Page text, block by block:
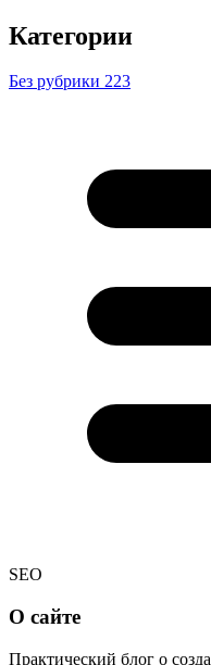
Категории
Без рубрики 223
SEO
О сайте
Практический блог о